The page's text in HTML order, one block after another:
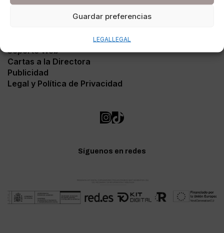
Guardar preferencias
LEGAL LEGAL
Soporte Web
Cartas a la Directora
Publicidad
Legal y Política de Privacidad
Síguenos en redes